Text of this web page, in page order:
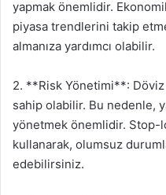
yapmak önemlidir.
piyasa trendlerini takip
almanıza yardımcı olabilir.
2. **Risk Yönetimi**:
sahip olabilir. Bu nedenle,
yönetmek önemlidir.
kullanarak, olumsuz
edebilirsiniz.